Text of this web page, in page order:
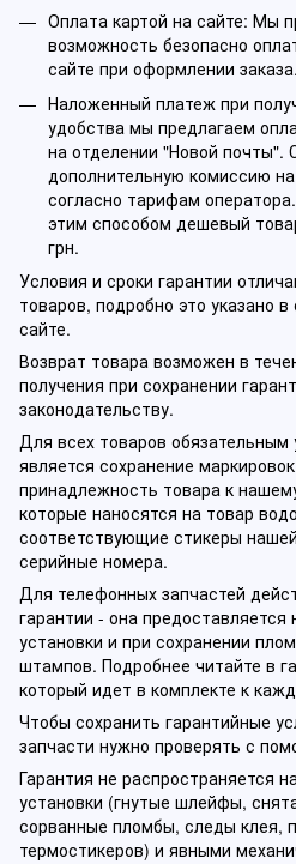
Оплата картой на сайте: Мы
возможность безопасно
сайте при оформлении заказа.
Наложенный платеж при
удобства мы предлагаем
на отделении "Новой почты".
дополнительную комиссию
согласно тарифам
этим способом дешевый
грн.
Условия и сроки гарантии
товаров, подробно это указано
сайте.
Возврат товара возможен в
получения при сохранении
законодательству.
Для всех товаров обязательным
является сохранение
принадлежность товара к
которые наносятся на товар
соответствующие стикеры
серийные номера.
Для телефонных запчастей
гарантии - она
установки и при сохранении
штампов. Подробнее читайте в
который идет в комплекте к
Чтобы сохранить гарантийные
запчасти нужно проверять с
Гарантия не распространяется
установки (гнутые шлейфы,
сорванные пломбы, следы клея,
термостикеров) и явными